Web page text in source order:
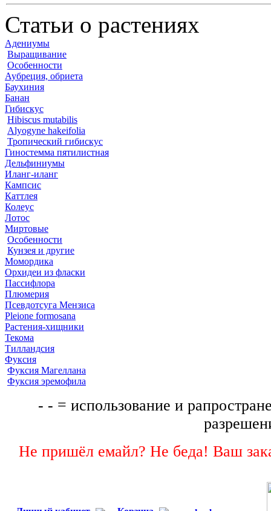
Статьи о растениях
Адениумы
Выращивание
Особенности
Аубреция, обриета
Баухиния
Банан
Гибискус
Hibiscus mutabilis
Alyogyne hakeifolia
Тропический гибискус
Гиностемма пятилистная
Дельфиниумы
Иланг-иланг
Кампсис
Каттлея
Колеус
Лотос
Миртовые
Особенности
Кунзея и другие
Момордика
Орхидеи из фласки
Пассифлора
Плюмерия
Псевдотсуга Мензиса
Pleione formosana
Растения-хищники
Текома
Тилландсия
Фуксия
Фуксия Магеллана
Фуксия эремофила
- - = использование и
Не пришёл емайл? Не беда! Ваш